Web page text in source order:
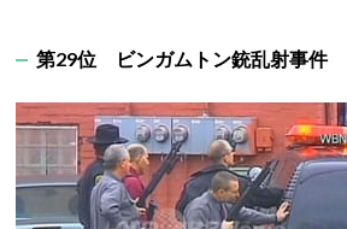
第29位 ビンガムトン銃乱射事件